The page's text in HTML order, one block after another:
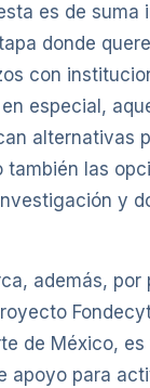
es de suma
donde
con
especial,
alternativas
también las
y
además, por
de México,
apoyo para